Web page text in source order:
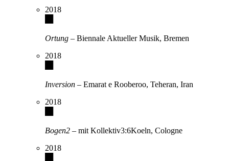
2018
Ortung – Biennale Aktueller Musik, Bremen
2018
Inversion – Emarat e Rooberoo, Teheran, Iran
2018
Bogen2 – mit Kollektiv3:6Koeln, Cologne
2018